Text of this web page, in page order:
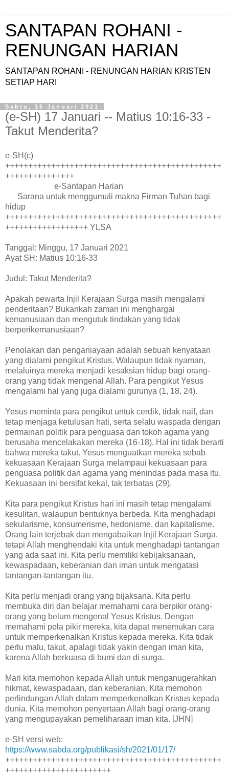
SANTAPAN ROHANI -
RENUNGAN HARIAN
SANTAPAN ROHANI - RENUNGAN HARIAN KRISTEN
SETIAP HARI
Sabtu, 16 Januari 2021
(e-SH) 17 Januari -- Matius 10:16-33 -
Takut Menderita?
e-SH(c)
+++++++++++++++++++++++++++++++++++++++++++++++
+++++++++++++++
e-Santapan Harian
Sarana untuk menggumuli makna Firman Tuhan bagi
hidup
+++++++++++++++++++++++++++++++++++++++++++++++
++++++++++++++++++ YLSA
Tanggal: Minggu, 17 Januari 2021
Ayat SH: Matius 10:16-33
Judul: Takut Menderita?
Apakah pewarta Injil Kerajaan Surga masih mengalami
penderitaan? Bukankah zaman ini menghargai
kemanusiaan dan mengutuk tindakan yang tidak
berperikemanusiaan?
Penolakan dan penganiayaan adalah sebuah kenyataan
yang dialami pengikut Kristus. Walaupun tidak nyaman,
melaluinya mereka menjadi kesaksian hidup bagi orang-
orang yang tidak mengenal Allah. Para pengikut Yesus
mengalami hal yang juga dialami gurunya (1, 18, 24).
Yesus meminta para pengikut untuk cerdik, tidak naif, dan
tetap menjaga ketulusan hati, serta selalu waspada dengan
permainan politik para penguasa dan tokoh agama yang
berusaha mencelakakan mereka (16-18). Hal ini tidak berarti
bahwa mereka takut. Yesus menguatkan mereka sebab
kekuasaan Kerajaan Surga melampaui kekuasaan para
penguasa politik dan agama yang menindas pada masa itu.
Kekuasaan ini bersifat kekal, tak terbatas (29).
Kita para pengikut Kristus hari ini masih tetap mengalami
kesulitan, walaupun bentuknya berbeda. Kita menghadapi
sekularisme, konsumerisme, hedonisme, dan kapitalisme.
Orang lain terjebak dan mengabaikan Injil Kerajaan Surga,
tetapi Allah menghendaki kita untuk menghadapi tantangan
yang ada saat ini. Kita perlu memiliki kebijaksanaan,
kewaspadaan, keberanian dan iman untuk mengatasi
tantangan-tantangan itu.
Kita perlu menjadi orang yang bijaksana. Kita perlu
membuka diri dan belajar memahami cara berpikir orang-
orang yang belum mengenal Yesus Kristus. Dengan
memahami pola pikir mereka, kita dapat menemukan cara
untuk memperkenalkan Kristus kepada mereka. Kita tidak
perlu malu, takut, apalagi tidak yakin dengan iman kita,
karena Allah berkuasa di bumi dan di surga.
Mari kita memohon kepada Allah untuk menganugerahkan
hikmat, kewaspadaan, dan keberanian. Kita memohon
perlindungan Allah dalam memperkenalkan Kristus kepada
dunia. Kita memohon penyertaan Allah bagi orang-orang
yang mengupayakan pemeliharaan iman kita. [JHN]
e-SH versi web:
https://www.sabda.org/publikasi/sh/2021/01/17/
+++++++++++++++++++++++++++++++++++++++++++++++
+++++++++++++++++++++++